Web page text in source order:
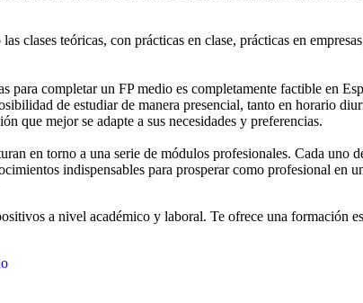
clases teóricas, con prácticas en clase, prácticas en
para completar un FP medio es completamente factible en
de estudiar de manera presencial, tanto en horario
que mejor se adapte a sus necesidades y preferencias.
en torno a una serie de módulos profesionales. Cada
indispensables para prosperar como profesional en
a nivel académico y laboral. Te ofrece una formación